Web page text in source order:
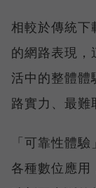
相較於傳統下
的網路表現，
活中的整體體
路實力、最難
「可靠性體
各種數位應用